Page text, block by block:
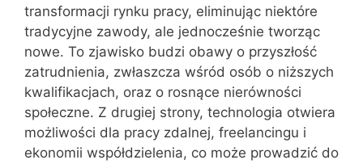
transformacji rynku pracy, eliminując niektóre
tradycyjne zawody, ale jednocześnie tworząc
nowe. To zjawisko budzi obawy o przyszłość
zatrudnienia, zwłaszcza wśród osób o niższych
kwalifikacjach, oraz o rosnące nierówności
społeczne. Z drugiej strony, technologia otwiera
możliwości dla pracy zdalnej, freelancingu i
ekonomii współdzielenia, co może prowadzić do